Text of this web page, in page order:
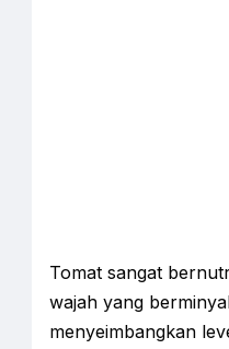
Tomat sangat
wajah yang
menyeimbangkan